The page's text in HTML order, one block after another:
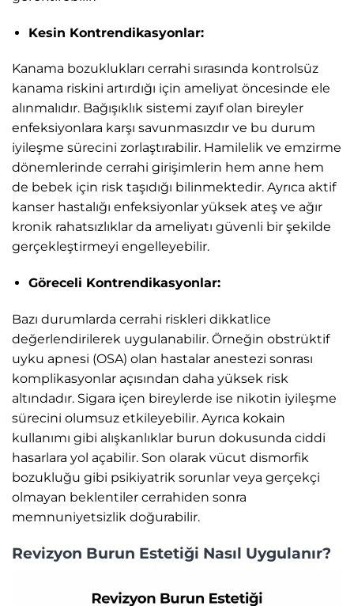
Kesin Kontrendikasyonlar:
Kanama bozuklukları cerrahi sırasında kontrolsüz
kanama riskini artırdığı için ameliyat öncesinde ele
alınmalıdır. Bağışıklık sistemi zayıf olan bireyler
enfeksiyonlara karşı savunmasızdır ve bu durum
iyileşme sürecini zorlaştırabilir. Hamilelik ve emzirme
dönemlerinde cerrahi girişimlerin hem anne hem
de bebek için risk taşıdığı bilinmektedir. Ayrıca aktif
kanser hastalığı enfeksiyonlar yüksek ateş ve ağır
kronik rahatsızlıklar da ameliyatı güvenli bir şekilde
gerçekleştirmeyi engelleyebilir.
Göreceli Kontrendikasyonlar:
Bazı durumlarda cerrahi riskleri dikkatlice
değerlendirilerek uygulanabilir. Örneğin obstrüktif
uyku apnesi (OSA) olan hastalar anestezi sonrası
komplikasyonlar açısından daha yüksek risk
altındadır. Sigara içen bireylerde ise nikotin iyileşme
sürecini olumsuz etkileyebilir. Ayrıca kokain
kullanımı gibi alışkanlıklar burun dokusunda ciddi
hasarlara yol açabilir. Son olarak vücut dismorfik
bozukluğu gibi psikiyatrik sorunlar veya gerçekçi
olmayan beklentiler cerrahiden sonra
memnuniyetsizlik doğurabilir.
Revizyon Burun Estetiği Nasıl Uygulanır?